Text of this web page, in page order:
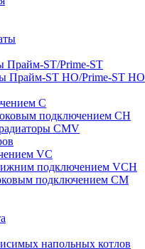
Прайм-ST/Prime-ST
Прайм-ST HO/Prime-ST HO
C
подключением CH
CMV
VC
подключением VCH
подключением CM
напольных котлов